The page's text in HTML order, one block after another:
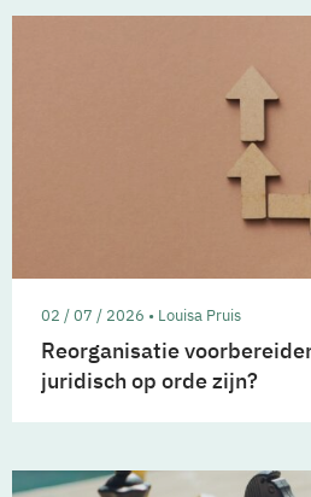
02 / 07 / 2026 • Louisa Pruis
Reorganisatie
juridisch op orde zijn?